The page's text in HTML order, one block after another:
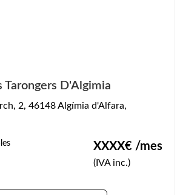
Tarongers D'Algimia
2, 46148 Algímia d'Alfara,
XXXX€ /mes
(IVA inc.)